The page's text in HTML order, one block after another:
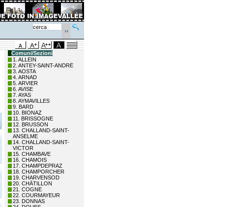
Comuni/Sezioni
1. ALLEIN
2. ANTEY-SAINT-ANDRÉ
3. AOSTA
4. ARNAD
5. ARVIER
6. AVISE
7. AYAS
8. AYMAVILLES
9. BARD
10. BIONAZ
11. BRISSOGNE
12. BRUSSON
13. CHALLAND-SAINT-
ANSELME
14. CHALLAND-SAINT-
VICTOR
15. CHAMBAVE
16. CHAMOIS
17. CHAMPDEPRAZ
18. CHAMPORCHER
19. CHARVENSOD
20. CHÂTILLON
21. COGNE
22. COURMAYEUR
23. DONNAS